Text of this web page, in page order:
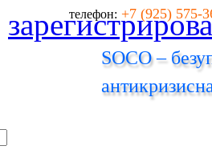
телефон: +7 (925) 575-
SOCO –